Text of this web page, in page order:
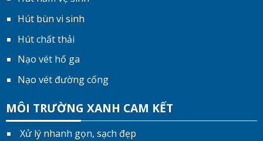
Hút bùn vi sinh
Hút chất thải
Nạo vét hố ga
Nạo vét đường cống
MÔI TRƯỜNG XANH CAM KẾT
Xử lý nhanh gọn, sạch đẹp